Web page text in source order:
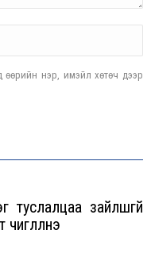
өөрийн нэр, имэйл хөтөч дээр
зайлшгүй